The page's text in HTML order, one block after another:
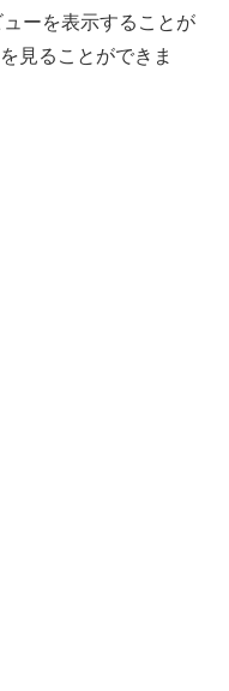
ーを表示することが
見ることができま